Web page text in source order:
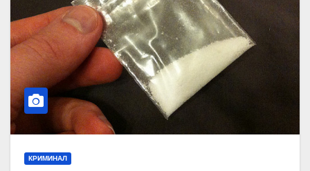
КРИМИНАЛ